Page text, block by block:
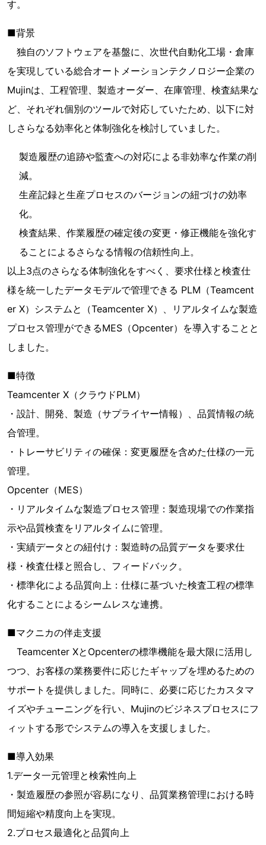
す。
■背景
独自のソフトウェアを基盤に、次世代自動化工場・倉庫
を実現している総合オートメーションテクノロジー企業の
Mujinは、工程管理、製造オーダー、在庫管理、検査結果な
ど、それぞれ個別のツールで対応していたため、以下に対
しさらなる効率化と体制強化を検討していました。
製造履歴の追跡や監査への対応による非効率な作業の削
減。
生産記録と生産プロセスのバージョンの紐づけの効率
化。
検査結果、作業履歴の確定後の変更・修正機能を強化す
ることによるさらなる情報の信頼性向上。
以上3点のさらなる体制強化をすべく、要求仕様と検査仕
様を統一したデータモデルで管理できる PLM（Teamcent
er X）システムと（Teamcenter X）、リアルタイムな製造
プロセス管理ができるMES（Opcenter）を導入することと
しました。
■特徴
Teamcenter X（クラウドPLM）
・設計、開発、製造（サプライヤー情報）、品質情報の統
合管理。
・トレーサビリティの確保：変更履歴を含めた仕様の一元
管理。
Opcenter（MES）
・リアルタイムな製造プロセス管理：製造現場での作業指
示や品質検査をリアルタイムに管理。
・実績データとの紐付け：製造時の品質データを要求仕
様・検査仕様と照合し、フィードバック。
・標準化による品質向上：仕様に基づいた検査工程の標準
化することによるシームレスな連携。
■マクニカの伴走支援
Teamcenter XとOpcenterの標準機能を最大限に活用し
つつ、お客様の業務要件に応じたギャップを埋めるための
サポートを提供しました。同時に、必要に応じたカスタマ
イズやチューニングを行い、Mujinのビジネスプロセスにフ
ィットする形でシステムの導入を支援しました。
■導入効果
1.データ一元管理と検索性向上
・製造履歴の参照が容易になり、品質業務管理における時
間短縮や精度向上を実現。
2.プロセス最適化と品質向上